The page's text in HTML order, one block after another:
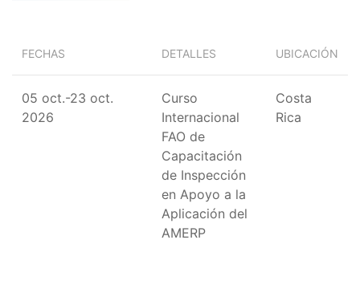
FECHAS DETALLES UBICACIÓN
05 oct.-23 oct.
2026
Curso
Internacional
FAO de
Capacitación
de Inspección
en Apoyo a la
Aplicación del
AMERP
Costa
Rica